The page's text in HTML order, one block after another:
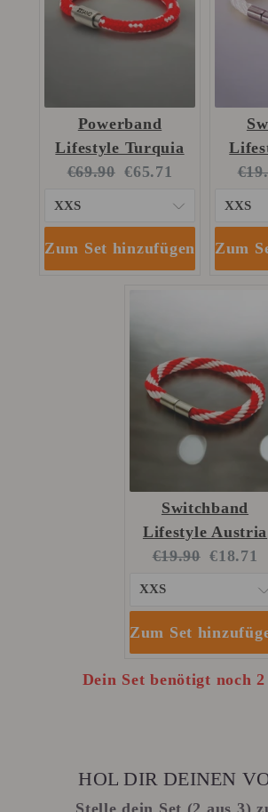
Powerband
Lifestyle Turquia
Original
€69.90 Current
€65.71
Zum Set hinzufügen Zum
Switchband
Lifestyle Austria
Original
€19.90 Current
€18.71
Zum Set
Dein Set benötigt noch
HOL DIR DEINEN